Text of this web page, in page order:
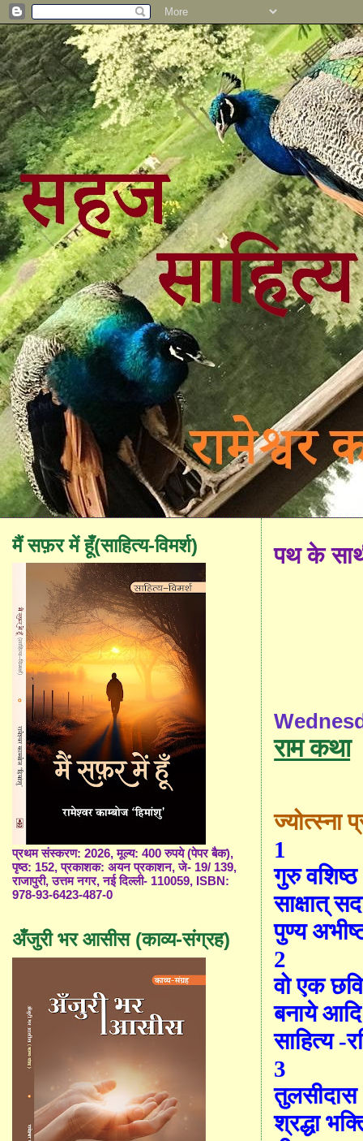
पथ के
राम कथा
ज्योत्स्ना
1
गुरु वशिष्ठ
साक्षात्
पुण्य
2
वो एक छवि
बनाये
साहित्य -
3
तुलसीदास
श्रद्धा
मैं सफ़र में हूँ(साहित्य-विमर्श)
प्रथम संस्करण: 2026, मूल्य: 400 रुपये (पेपर बैक),
पृष्ठ: 152, प्रकाशक: अयन प्रकाशन, जे- 19/ 139,
राजापुरी, उत्तम नगर, नई दिल्ली- 110059, ISBN:
978-93-6423-487-0
अँजुरी भर आसीस (काव्य-संग्रह)